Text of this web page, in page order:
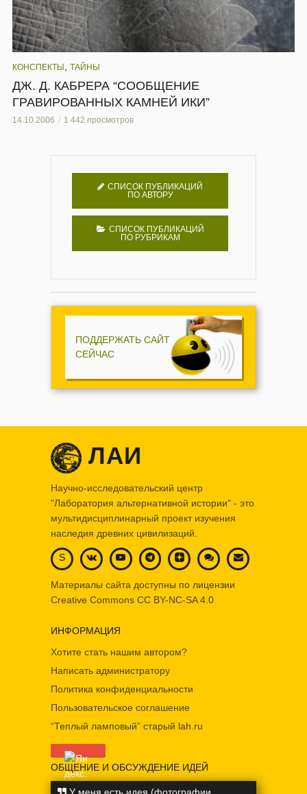
КОНСПЕКТЫ ТАЙНЫ
ДЖ. Д. КАБРЕРА “СООБЩЕНИЕ
ГРАВИРОВАННЫХ КАМНЕЙ ИКИ”
14.10.2006 1 442 просмотров
СПИСОК ПУБЛИКАЦИЙ
ПО АВТОРУ
СПИСОК ПУБЛИКАЦИЙ
ПО РУБРИКАМ
ПОДДЕРЖАТЬ САЙТ
СЕЙЧАС
ЛАИ
Научно-исследовательский центр
"Лаборатория альтернативной истории" - это
мультидисциплинарный проект изучения
наследия древних цивилизаций.
S
Материалы сайта доступны по лицензии
Creative Commons CC BY-NC-SA 4.0
ИНФОРМАЦИЯ
Хотите стать нашим автором?
Написать администратору
Политика конфиденциальности
Пользовательское соглашение
“Теплый ламповый” старый lah.ru
ОБЩЕНИЕ И ОБСУЖДЕНИЕ ИДЕЙ